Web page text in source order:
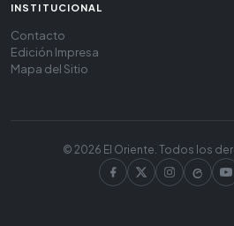
INSTITUCIONAL
Contacto
Edición Impresa
Mapa del Sitio
© 2026 El Oriente. Todos los